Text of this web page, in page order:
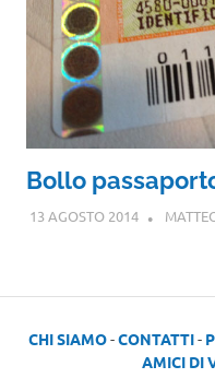
Bollo
13 AGOSTO 2014
CHI SIAMO-CONTATTI-
AMICI DI